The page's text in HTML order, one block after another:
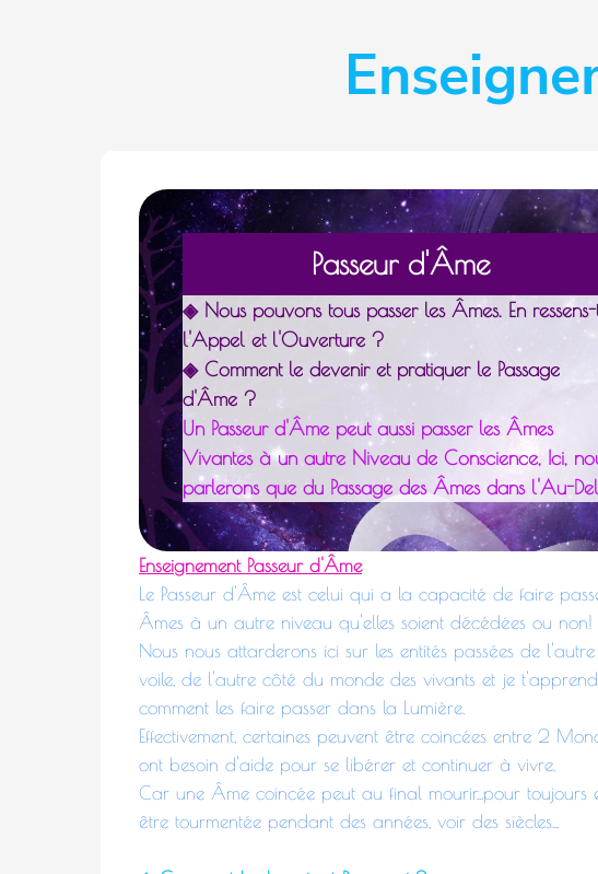
Passeur d'Âme
◈ Nous pouvons tous passer les Âmes. En
l'Appel et l'Ouverture ?
◈ Comment le devenir et pratiquer le Passage
d'Âme ?
Un Passeur d'Âme peut aussi passer les Âmes
Vivantes à un autre Niveau de Conscience, Ici,
parlerons que du Passage des Âmes dans l'Au-
Enseignement Passeur d'Âme
Le Passeur d'Âme est celui qui a la capacité de faire
Âmes à un autre niveau qu'elles soient décédées ou non!
Nous nous attarderons ici sur les entités passées de
voile, de l'autre côté du monde des vivants et je
comment les faire passer dans la Lumière.
Effectivement, certaines peuvent être coincées entre 2
ont besoin d'aide pour se libérer et continuer à vivre.
Car une Âme coincée peut au final mourir...pour toujours
être tourmentée pendant des années, voir des siècles...